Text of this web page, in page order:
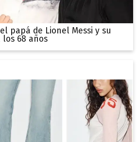
papá de Lionel Messi y su
68 años